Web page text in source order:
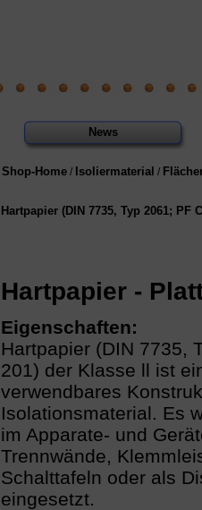
News
Shop-Home / Isoliermaterial /
Hartpapier (DIN 7735, Typ 2061; PF
Hartpapier -
Eigenschaften:
Hartpapier (DIN 7735,
201) der Klasse ll ist
verwendbares
Isolationsmaterial. Es
im Apparate- und
Trennwände,
Schalttafeln oder als
eingesetzt.